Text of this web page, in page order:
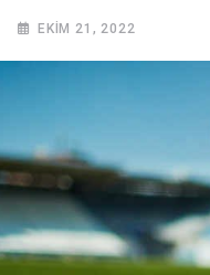
EKIM 21, 2022